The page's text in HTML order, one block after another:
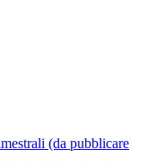
(da pubblicare